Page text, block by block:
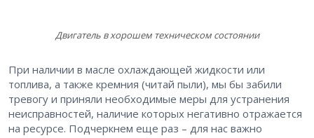
Двигатель в хорошем техническом состоянии
При наличии в масле охлаждающей жидкости или
топлива, а также кремния (читай пыли), мы бы забили
тревогу и приняли необходимые меры для устранения
неисправностей, наличие которых негативно отражается
на ресурсе. Подчеркнем еще раз – ​для нас важно